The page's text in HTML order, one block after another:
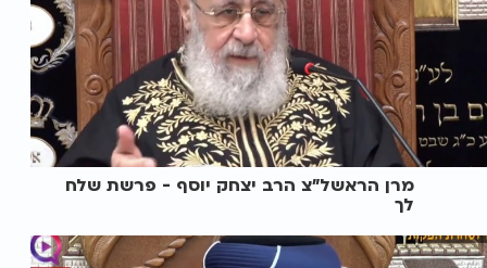
מרן הראשל"צ הרב יצחק יוסף - פרשת שלח
לך